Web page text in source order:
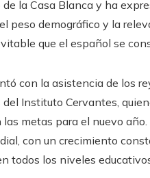
la Casa Blanca y ha
peso demográfico y la
que el español se
con la asistencia de los
del Instituto Cervantes,
metas para el nuevo
con un crecimiento
todos los niveles